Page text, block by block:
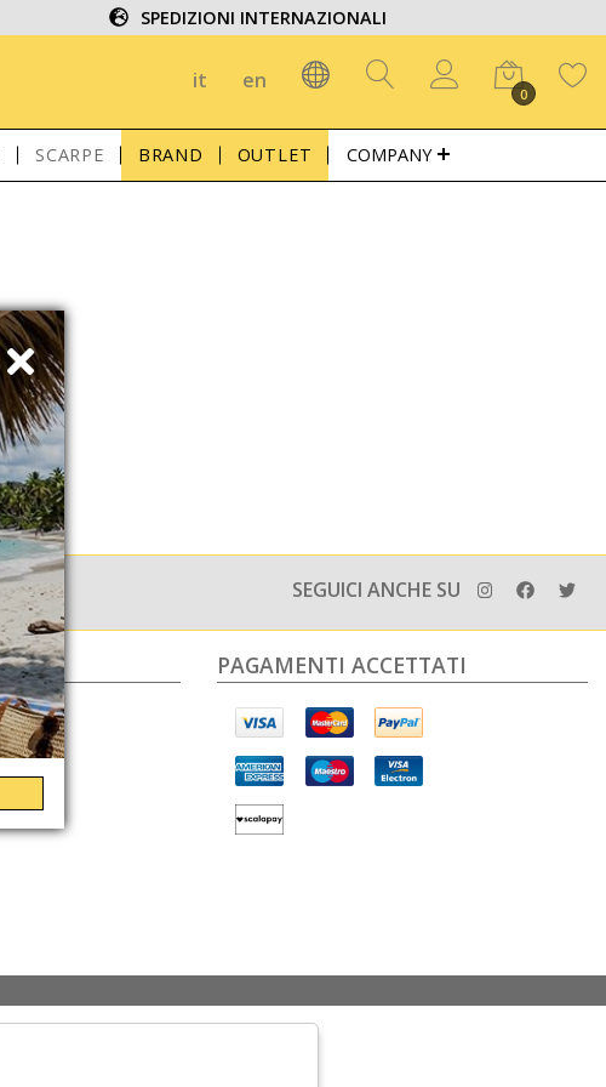
SPEDIZIONI INTERNAZIONALI
it en
0
SCARPE BRAND OUTLET COMPANY
SEGUICI ANCHE SU
PAGAMENTI ACCETTATI